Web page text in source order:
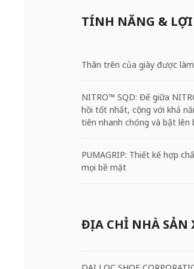
TÍNH NĂNG &
Thân trên của giày được
NITRO™ SQD: Đế giữa
hồi tốt nhất, cộng với khả
tiên nhanh chóng và bật lên
PUMAGRIP: Thiết kế hợp
mọi bề mặt
ĐỊA CHỈ NHÀ SẢN